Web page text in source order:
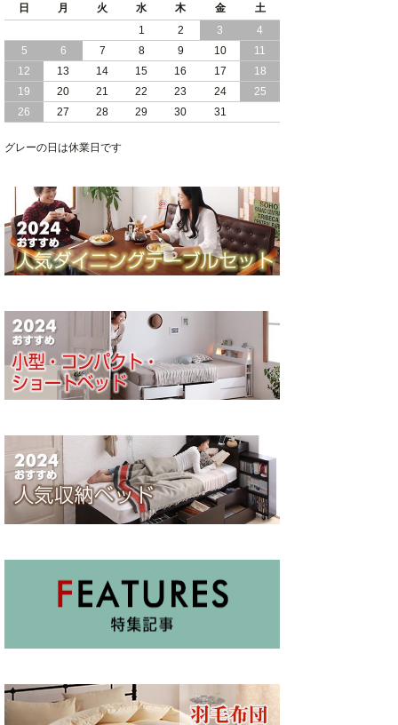
2024/01/17
大人女子 に 人気 ホワイト ボディ 引き
出し 収納 付き チェスト ベッド 日本製
2024/01/06
おすすめ ヘッドボードレス 大容量 引出
し 収納 チェスト ベッド
2023/12/30
引き出し 5杯 収納庫 付き で 収納力 抜
ト ベッド
日
月 火 水 木 金
土
1
2 3
4
5
6 7 8 9 10
11
12
13 14 15 16 17
18
19
20 21 22 23 24
25
26
27 28 29 30 31
グレーの日は休業日です